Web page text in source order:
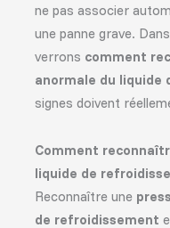
ne pas associer
une panne grave.
verrons comment
anormale du liquide
signes doivent
Comment
liquide de
Reconnaître une
de refroidissement